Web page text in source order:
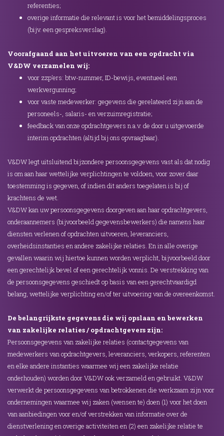
referenties;
overige informatie die relevant is voor het bemiddelingsproces
(bijv. een gespreksverslag).
Voorafgaand aan het uitvoeren van een opdracht via
V&DW verzamelen wij:
voor zzp’ers: btw-nummer, ID-bewijs, eventueel een
werkvergunning;
voor vaste medewerker: gegevens die gerelateerd zijn aan de
personeels-, salaris- en verzuimregistratie;
feedback van onze opdrachtgevers n.a.v. de door u uitgevoerde
interim opdrachten (altijd bij ons opvraagbaar).
V&DW legt uitsluitend bijzondere persoonsgegevens vast als dat nodig
is om aan haar wettelijke verplichtingen te voldoen, voor zover daar
toestemming is gegeven, of indien dit anders toegelaten is bij of
krachtens de wet.
V&DW kan uw persoonsgegevens doorgeven aan haar opdrachtgevers,
onderaannemers (bijvoorbeeld gegevensbewerkers) die namens haar
diensten verlenen of opdrachten uitvoeren, leveranciers,
overheidsinstanties en andere zakelijke relaties. En in alle overige
gevallen waarin wij hiertoe kunnen worden verplicht, bijvoorbeeld door
een gerechtelijk bevel of een gerechtelijk vonnis. De verstrekking van
de persoonsgegevens geschiedt op basis van een gerechtvaardigd
belang, wettelijke verplichting en/of ter uitvoering van de overeenkomst.
De belangrijkste gegevens die wij opslaan en bewerken
van zakelijke relaties / opdrachtgevers zijn:
Persoonsgegevens van zakelijke relaties (contactgegevens van
medewerkers van opdrachtgevers, leveranciers, verkopers, referenten
en elke andere instanties waarmee wij een zakelijke relatie
onderhouden) worden door V&DW ook verzameld en gebruikt. V&DW
verwerkt de persoonsgegevens van betrokkenen die werkzaam zijn voor
ondernemingen waarmee wij zaken (wensen te) doen (1) voor het doen
van aanbiedingen voor en/of verstrekken van informatie over de
dienstverlening en overige activiteiten en (2) een zakelijke relatie te